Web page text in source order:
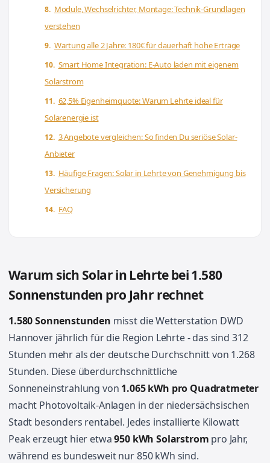
Module, Wechselrichter, Montage: Technik-Grundlagen
verstehen
Wartung alle 2 Jahre: 180€ für dauerhaft hohe Erträge
Smart Home Integration: E-Auto laden mit eigenem
Solarstrom
62,5% Eigenheimquote: Warum Lehrte ideal für
Solarenergie ist
3 Angebote vergleichen: So finden Du seriöse Solar-
Anbieter
Häufige Fragen: Solar in Lehrte von Genehmigung bis
Versicherung
FAQ
Warum sich Solar in Lehrte bei 1.580
Sonnenstunden pro Jahr rechnet
1.580 Sonnenstunden misst die Wetterstation DWD
Hannover jährlich für die Region Lehrte - das sind 312
Stunden mehr als der deutsche Durchschnitt von 1.268
Stunden. Diese überdurchschnittliche
Sonneneinstrahlung von 1.065 kWh pro Quadratmeter
macht Photovoltaik-Anlagen in der niedersächsischen
Stadt besonders rentabel. Jedes installierte Kilowatt
Peak erzeugt hier etwa950 kWh Solarstrom pro Jahr,
während es bundesweit nur 850 kWh sind.